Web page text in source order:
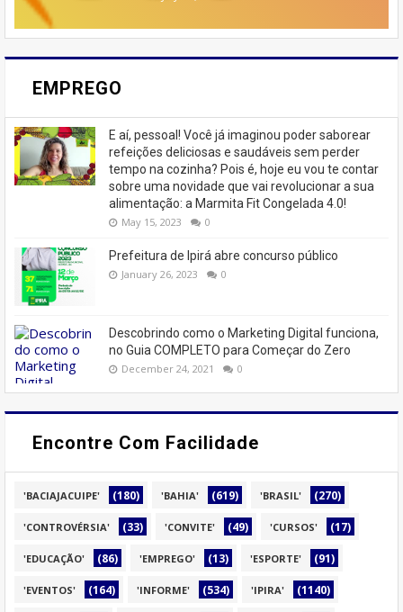
EMPREGO
E aí, pessoal! Você já imaginou poder saborear
refeições deliciosas e saudáveis ​​sem perder
tempo na cozinha? Pois é, hoje eu vou te contar
sobre uma novidade que vai revolucionar a sua
alimentação: a Marmita Fit Congelada 4.0!
May 15, 2023 0
Prefeitura de Ipirá abre concurso público
January 26, 2023 0
Descobrindo como o Marketing Digital funciona,
no Guia COMPLETO para Começar do Zero
December 24, 2021 0
Encontre Com Facilidade
'BACIAJACUIPE' (180) 'BAHIA' (619) 'BRASIL' (270)
'CONTROVÉRSIA' (33) 'CONVITE' (49) 'CURSOS' (17)
'EDUCAÇÃO' (86) 'EMPREGO' (13) 'ESPORTE' (91)
'EVENTOS' (164) 'INFORME' (534) 'IPIRA' (1140)